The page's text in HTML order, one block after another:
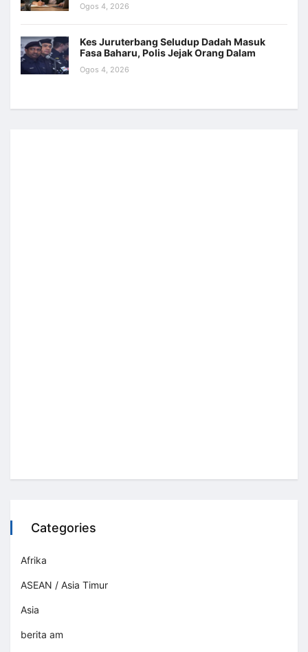
Ogos 4, 2026
Kes Juruterbang Seludup Dadah Masuk
Fasa Baharu, Polis Jejak Orang Dalam
Ogos 4, 2026
Categories
Afrika
ASEAN / Asia Timur
Asia
berita am